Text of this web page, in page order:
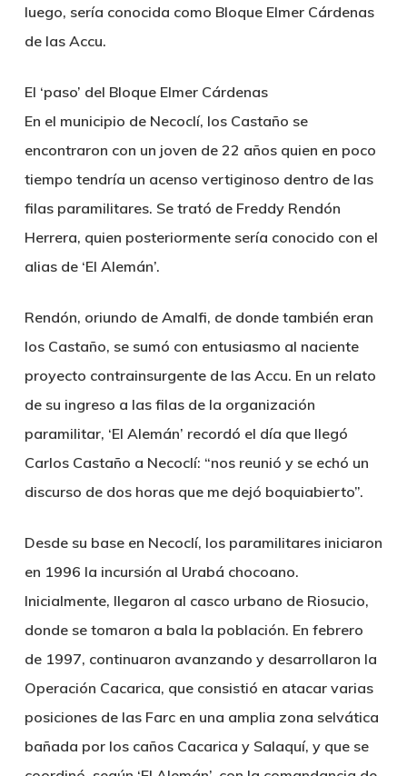
luego, sería conocida como Bloque Elmer Cárdenas
de las Accu.
El ‘paso’ del Bloque Elmer Cárdenas
En el municipio de Necoclí, los Castaño se
encontraron con un joven de 22 años quien en poco
tiempo tendría un acenso vertiginoso dentro de las
filas paramilitares. Se trató de Freddy Rendón
Herrera, quien posteriormente sería conocido con el
alias de ‘El Alemán’.
Rendón, oriundo de Amalfi, de donde también eran
los Castaño, se sumó con entusiasmo al naciente
proyecto contrainsurgente de las Accu. En un relato
de su ingreso a las filas de la organización
paramilitar, ‘El Alemán’ recordó el día que llegó
Carlos Castaño a Necoclí: “nos reunió y se echó un
discurso de dos horas que me dejó boquiabierto”.
Desde su base en Necoclí, los paramilitares iniciaron
en 1996 la incursión al Urabá chocoano.
Inicialmente, llegaron al casco urbano de Riosucio,
donde se tomaron a bala la población. En febrero
de 1997, continuaron avanzando y desarrollaron la
Operación Cacarica, que consistió en atacar varias
posiciones de las Farc en una amplia zona selvática
bañada por los caños Cacarica y Salaquí, y que se